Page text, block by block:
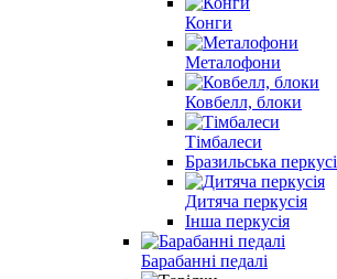
Конги
Металофони
Ковбелл, блоки
Тімбалеси
Бразильська
Дитяча перкусія
Інша перкусія
Барабанні педалі